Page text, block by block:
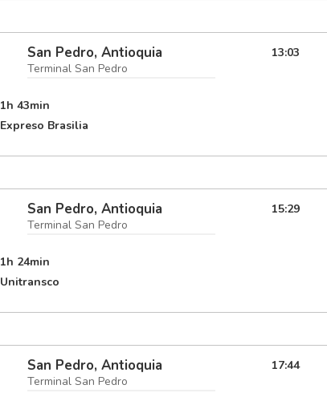
San Pedro, Antioquia
Terminal San Pedro
13:03
1h 43min
Expreso Brasilia
San Pedro, Antioquia
Terminal San Pedro
15:29
1h 24min
Unitransco
San Pedro, Antioquia
Terminal San Pedro
17:44